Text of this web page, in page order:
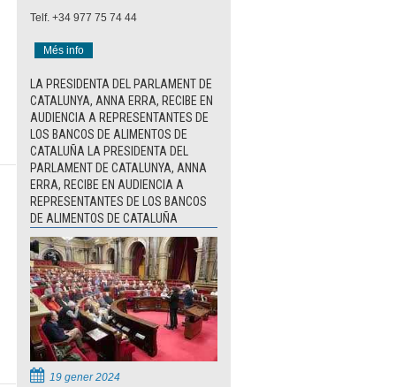
Telf. +34 977 75 74 44
Més info
LA PRESIDENTA DEL PARLAMENT DE
CATALUNYA, ANNA ERRA, RECIBE EN
AUDIENCIA A REPRESENTANTES DE
LOS BANCOS DE ALIMENTOS DE
CATALUÑA LA PRESIDENTA DEL
PARLAMENT DE CATALUNYA, ANNA
ERRA, RECIBE EN AUDIENCIA A
REPRESENTANTES DE LOS BANCOS
DE ALIMENTOS DE CATALUÑA
19 gener 2024